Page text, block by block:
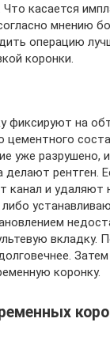
Что касается
мнению
операцию
коронки.
фиксируют на
уже разрушено,
делают рентген.
канал и удаляют
вкладку.
коронку.